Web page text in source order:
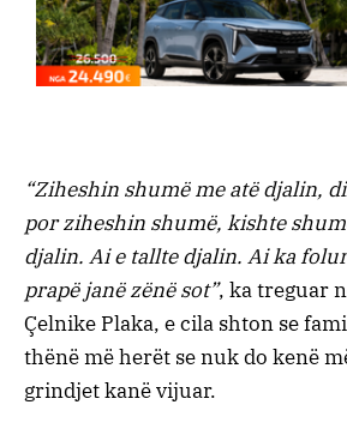
“Ziheshin shumë me atë djalin,
por ziheshin shumë, kishte
djalin. Ai e tallte djalin. Ai ka
prapë janë zënë sot”, ka treguar
Çelnike Plaka, e cila shton se
thënë më herët se nuk do kenë
grindjet kanë vijuar.